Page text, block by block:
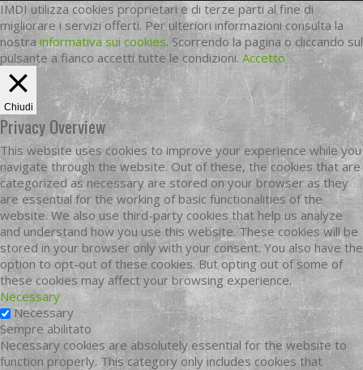
IMDI utilizza cookies proprietari e di terze parti al fine di
migliorare i servizi offerti. Per ulteriori informazioni consulta la
nostrainformativa sui cookies. Scorrendo la pagina o cliccando sul
pulsante a fianco accetti tutte le condizioni. Accetto
Chiudi
Privacy Overview
This website uses cookies to improve your experience while you
navigate through the website. Out of these, the cookies that are
categorized as necessary are stored on your browser as they
are essential for the working of basic functionalities of the
website. We also use third-party cookies that help us analyze
and understand how you use this website. These cookies will be
stored in your browser only with your consent. You also have the
option to opt-out of these cookies. But opting out of some of
these cookies may affect your browsing experience.
Necessary
Necessary
Sempre abilitato
Necessary cookies are absolutely essential for the website to
function properly. This category only includes cookies that